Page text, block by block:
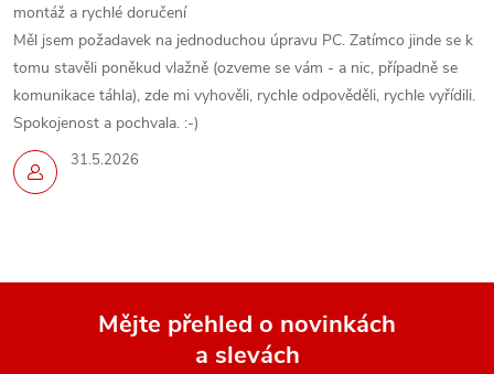
31.5.2026
montáž a rychlé doručení
Měl jsem požadavek na jednoduchou úpravu PC. Zatímco jinde se k
tomu stavěli poněkud vlažně (ozveme se vám - a nic, případně se
komunikace táhla), zde mi vyhověli, rychle odpověděli, rychle vyřídili.
Spokojenost a pochvala. :-)
Mějte přehled o novinkách
a slevách